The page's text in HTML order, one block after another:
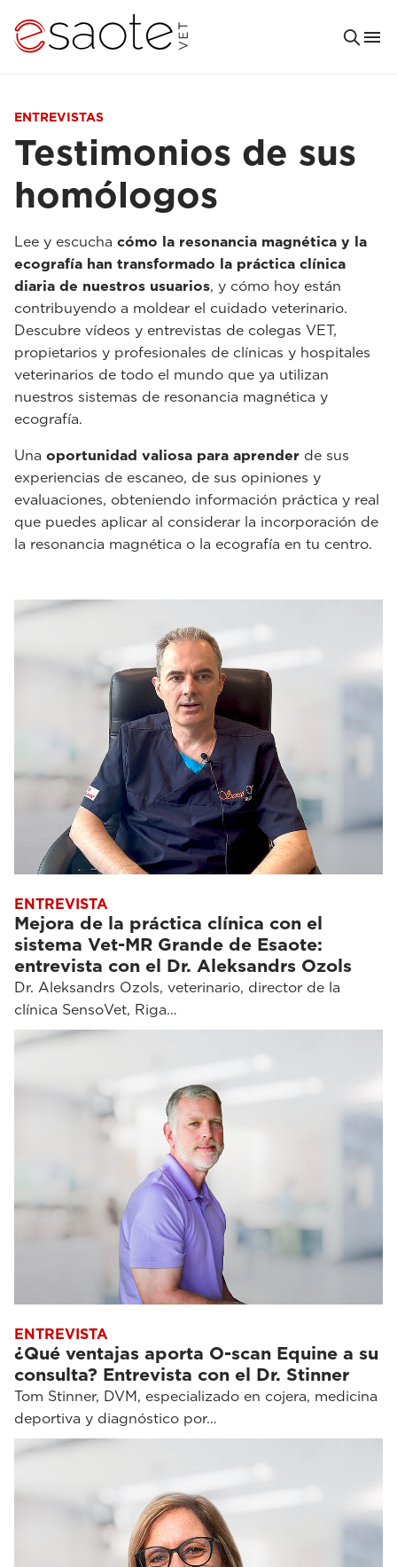
ENTREVISTAS
Testimonios de sus
homólogos
Lee y escucha cómo la resonancia magnética y la
ecografía han transformado la práctica clínica
diaria de nuestros usuarios, y cómo hoy están
contribuyendo a moldear el cuidado veterinario.
Descubre vídeos y entrevistas de colegas VET,
propietarios y profesionales de clínicas y hospitales
veterinarios de todo el mundo que ya utilizan
nuestros sistemas de resonancia magnética y
ecografía.
Una oportunidad valiosa para aprender de sus
experiencias de escaneo, de sus opiniones y
evaluaciones, obteniendo información práctica y real
que puedes aplicar al considerar la incorporación de
la resonancia magnética o la ecografía en tu centro.
ENTREVISTA
Mejora de la práctica clínica con el
sistema Vet-MR Grande de Esaote:
entrevista con el Dr. Aleksandrs Ozols
Dr. Aleksandrs Ozols, veterinario, director de la
clínica SensoVet, Riga…
ENTREVISTA
¿Qué ventajas aporta O-scan Equine a su
consulta? Entrevista con el Dr. Stinner
Tom Stinner, DVM, especializado en cojera, medicina
deportiva y diagnóstico por…